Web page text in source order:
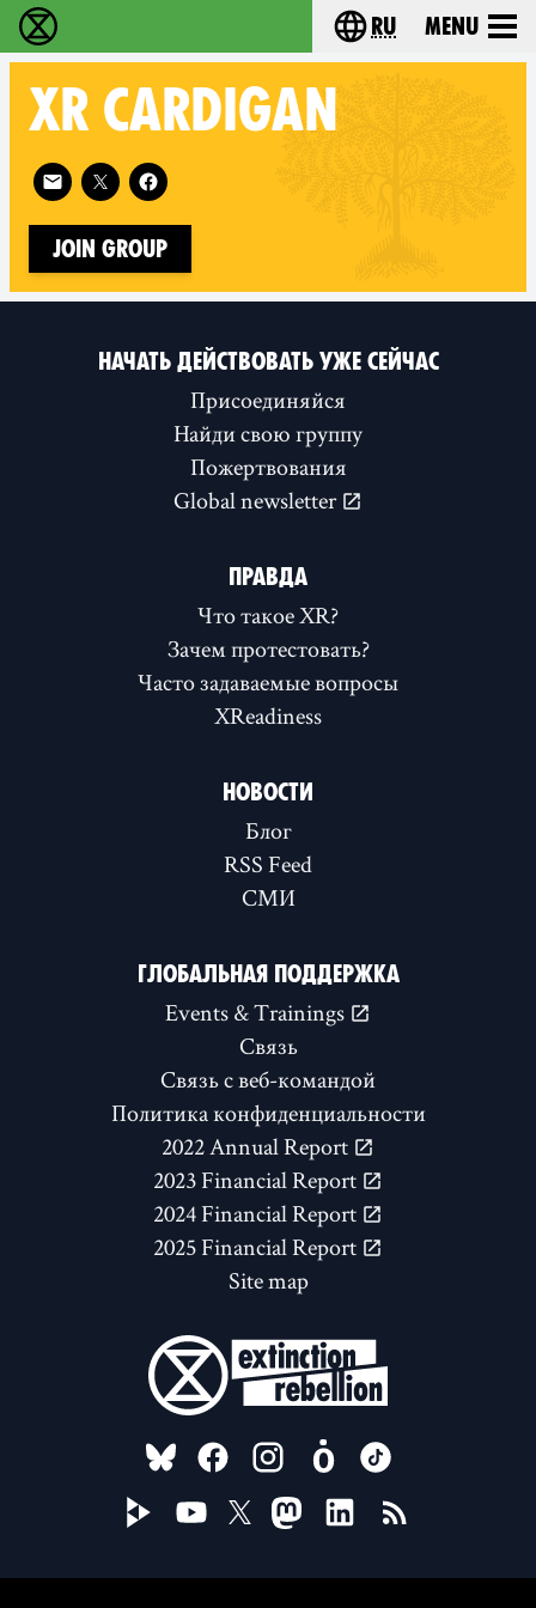
Extinction Rebellion - Home Choose your
ru Menu
XR CARDIGAN
Follow XR Cardigan on
Join Group
НАЧАТЬ ДЕЙСТВОВАТЬ УЖЕ СЕЙЧАС
Присоединяйся
Найди свою группу
Пожертвования
Global newsletter
ПРАВДА
Что такое XR?
Зачем протестовать?
Часто задаваемые вопросы
XReadiness
НОВОСТИ
Блог
RSS Feed
СМИ
ГЛОБАЛЬНАЯ ПОДДЕРЖКА
Events & Trainings
Связь
Связь с веб-командой
Политика конфиденциальности
2022 Annual Report
2023 Financial Report
2024 Financial Report
2025 Financial Report
Site map
FOLLOW US ON